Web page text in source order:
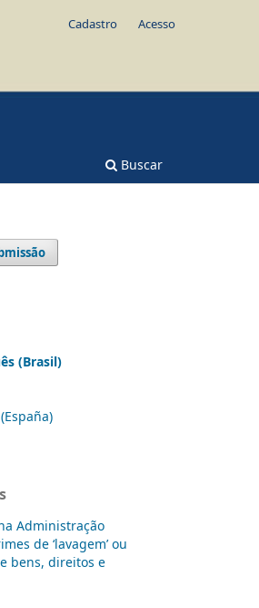
Buscar
Cadastro Acesso
(Brasil)
Administração
de ‘lavagem’ ou
bens, direitos e